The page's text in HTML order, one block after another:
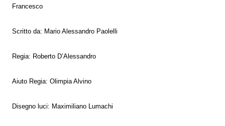
Francesco
Scritto da: Mario Alessandro Paolelli
Regia: Roberto D’Alessandro
Aiuto Regia: Olimpia Alvino
Disegno luci: Maximiliano Lumachi